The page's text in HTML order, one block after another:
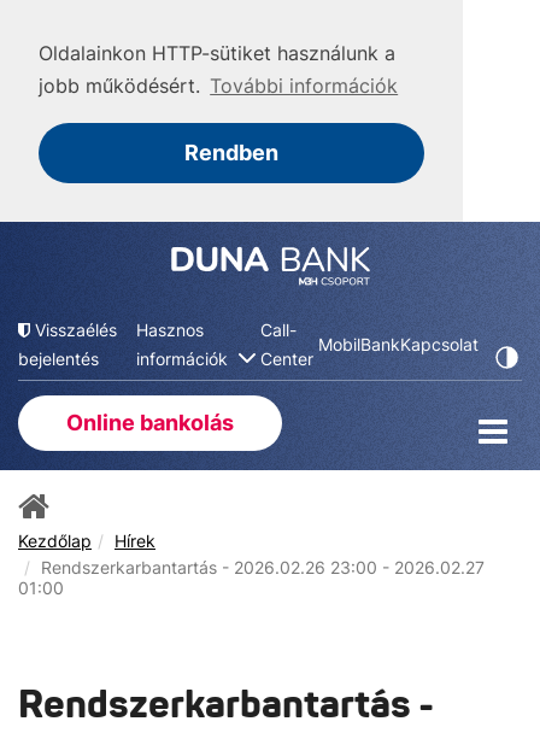
Oldalainkon HTTP-sütiket használunk a
jobb működésért. További információk
Rendben
Visszaélés
bejelentés
Hasznos
információk
Call-
Center
MobilBankKapcsolat
Online bankolás
Kezdőlap
Hírek
Rendszerkarbantartás - 2026.02.26 23:00 - 2026.02.27
01:00
Rendszerkarbantartás -